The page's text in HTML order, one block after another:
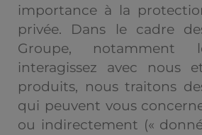
importance à la
privée. Dans le cadre
Groupe, notamment
interagissez avec nous
produits, nous traitons
qui peuvent vous
ou indirectement («